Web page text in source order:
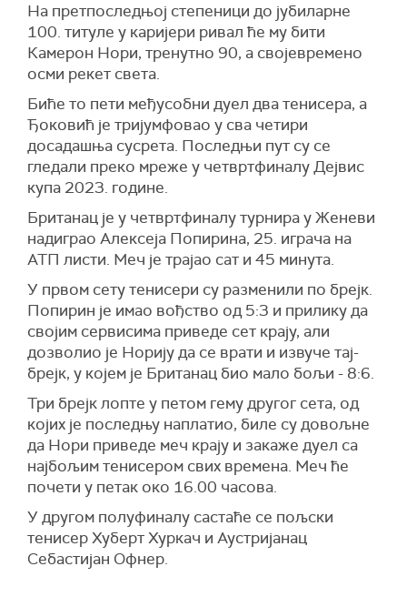
На претпоследњој степеници до јубиларне
100. титуле у каријери ривал ће му бити
Камерон Нори, тренутно 90, а својевремено
осми рекет света.
Биће то пети међусобни дуел два тенисера, а
Ђоковић је тријумфовао у сва четири
досадашња сусрета. Последњи пут су се
гледали преко мреже у четвртфиналу Дејвис
купа 2023. године.
Британац је у четвртфиналу турнира у Женеви
надиграо Алексеја Попирина, 25. играча на
АТП листи. Меч је трајао сат и 45 минута.
У првом сету тенисери су разменили по брејк.
Попирин је имао вођство од 5:3 и прилику да
својим сервисима приведе сет крају, али
дозволио је Норију да се врати и извуче тај-
брејк, у којем је Британац био мало бољи - 8:6.
Три брејк лопте у петом гему другог сета, од
којих је последњу наплатио, биле су довољне
да Нори приведе меч крају и закаже дуел са
најбољим тенисером свих времена. Меч ће
почети у петак око 16.00 часова.
У другом полуфиналу састаће се пољски
тенисер Хуберт Хуркач и Аустријанац
Себастијан Офнер.